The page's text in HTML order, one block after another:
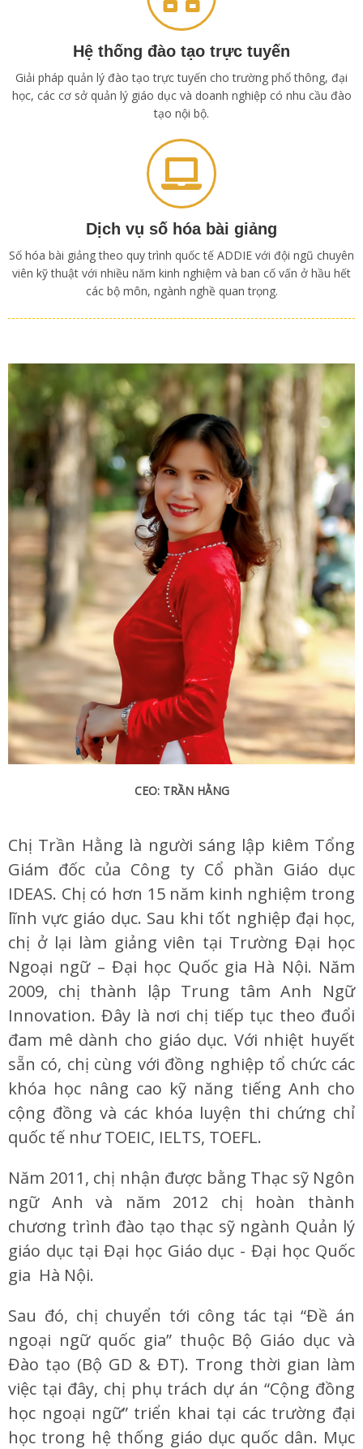
Hệ thống đào tạo trực tuyến
Giải pháp quản lý đào tạo trực tuyến cho trường phổ thông, đại
học, các cơ sở quản lý giáo dục và doanh nghiệp có nhu cầu đào
tạo nội bộ.
Dịch vụ số hóa bài giảng
Số hóa bài giảng theo quy trình quốc tế ADDIE với đội ngũ chuyên
viên kỹ thuật với nhiều năm kinh nghiệm và ban cố vấn ở hầu hết
các bộ môn, ngành nghề quan trọng.
CEO: TRẦN HẰNG
Chị Trần Hằng là người sáng lập kiêm Tổng
Giám đốc của Công ty Cổ phần Giáo dục
IDEAS. Chị có hơn 15 năm kinh nghiệm trong
lĩnh vực giáo dục. Sau khi tốt nghiệp đại học,
chị ở lại làm giảng viên tại Trường Đại học
Ngoại ngữ – Đại học Quốc gia Hà Nội. Năm
2009, chị thành lập Trung tâm Anh Ngữ
Innovation. Đây là nơi chị tiếp tục theo đuổi
đam mê dành cho giáo dục. Với nhiệt huyết
sẵn có, chị cùng với đồng nghiệp tổ chức các
khóa học nâng cao kỹ năng tiếng Anh cho
cộng đồng và các khóa luyện thi chứng chỉ
quốc tế như TOEIC, IELTS, TOEFL.
Năm 2011, chị nhận được bằng Thạc sỹ Ngôn
ngữ Anh và năm 2012 chị hoàn thành
chương trình đào tạo thạc sỹ ngành Quản lý
giáo dục tại Đại học Giáo dục - Đại học Quốc
gia Hà Nội.
Sau đó, chị chuyển tới công tác tại “Đề án
ngoại ngữ quốc gia” thuộc Bộ Giáo dục và
Đào tạo (Bộ GD & ĐT). Trong thời gian làm
việc tại đây, chị phụ trách dự án “Cộng đồng
học ngoại ngữ” triển khai tại các trường đại
học trong hệ thống giáo dục quốc dân. Mục